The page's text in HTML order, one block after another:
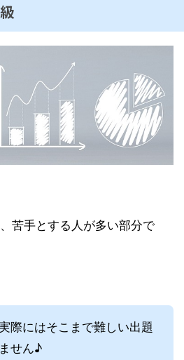
苦手とする人が多い部分で
際にはそこまで難しい出題
せん♪